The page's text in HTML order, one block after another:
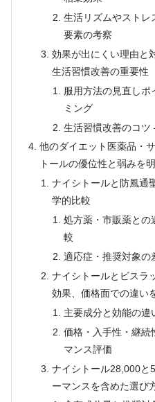
生活リズムやストレ
要素の考察
効果が出にくい理由と
生活習慣改善の重要性
服用方法の見直しポ
ミング
生活習慣改善のコツ
他のダイエット医薬品・
トールの優位性と弱みを
ナイシトールと防風通
学的比較
処方薬・市販薬との
較
適応症・推奨対象の
ナイシトールとビスラ
効果、価格面での違い
主要成分と効能の違
価格・入手性・継続
マンス評価
ナイシトール28,000と
ーマンスを含めた選び